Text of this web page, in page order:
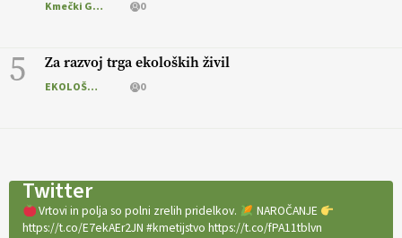
Kmečki Glas 0
5 Za razvoj trga ekoloških živil
EKOLOŠKO LOGIČNO 0
Twitter
Vrtovi in polja so polni zrelih pridelkov.
NAROČANJE
https://t.co/E7ekAEr2JN #kmetijstvo https://t.co/fPA11tblvn